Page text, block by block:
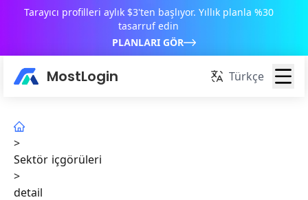
Tarayıcı profilleri aylık $3'ten başlıyor. Yıllık planla %30
tasarruf edin
PLANLARI GÖR
MostLogin Türkçe
>
Sektör içgörüleri
>
detail